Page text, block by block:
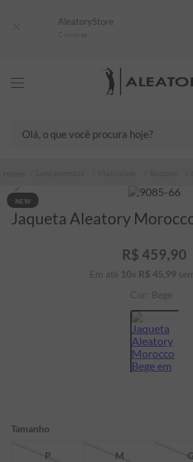
AleatoryStore
NEW
Jaqueta Aleatory
R$ 459,90
Em até 10x R$ 45,99
Cor: Bege
Tamanho
P M
4º
5º
º
7º
8º